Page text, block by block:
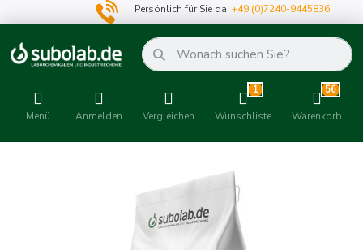
Persönlich für Sie da:+49 (0)7240-9445836
Menü Anmelden Vergleichen
1
Wunschliste
56
Warenkorb